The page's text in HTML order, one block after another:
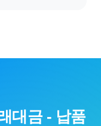
대금- 납품